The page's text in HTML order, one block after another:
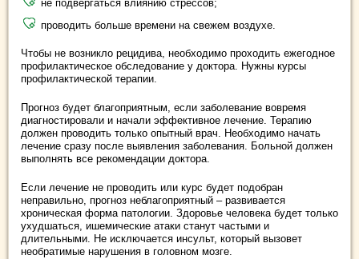
не подвергаться влиянию стрессов;
проводить больше времени на свежем воздухе.
Чтобы не возникло рецидива, необходимо проходить ежегодное
профилактическое обследование у доктора. Нужны курсы
профилактической терапии.
Прогноз будет благоприятным, если заболевание вовремя
диагностировали и начали эффективное лечение. Терапию
должен проводить только опытный врач. Необходимо начать
лечение сразу после выявления заболевания. Больной должен
выполнять все рекомендации доктора.
Если лечение не проводить или курс будет подобран
неправильно, прогноз неблагоприятный – развивается
хроническая форма патологии. Здоровье человека будет только
ухудшаться, ишемические атаки станут частыми и
длительными. Не исключается инсульт, который вызовет
необратимые нарушения в головном мозге.